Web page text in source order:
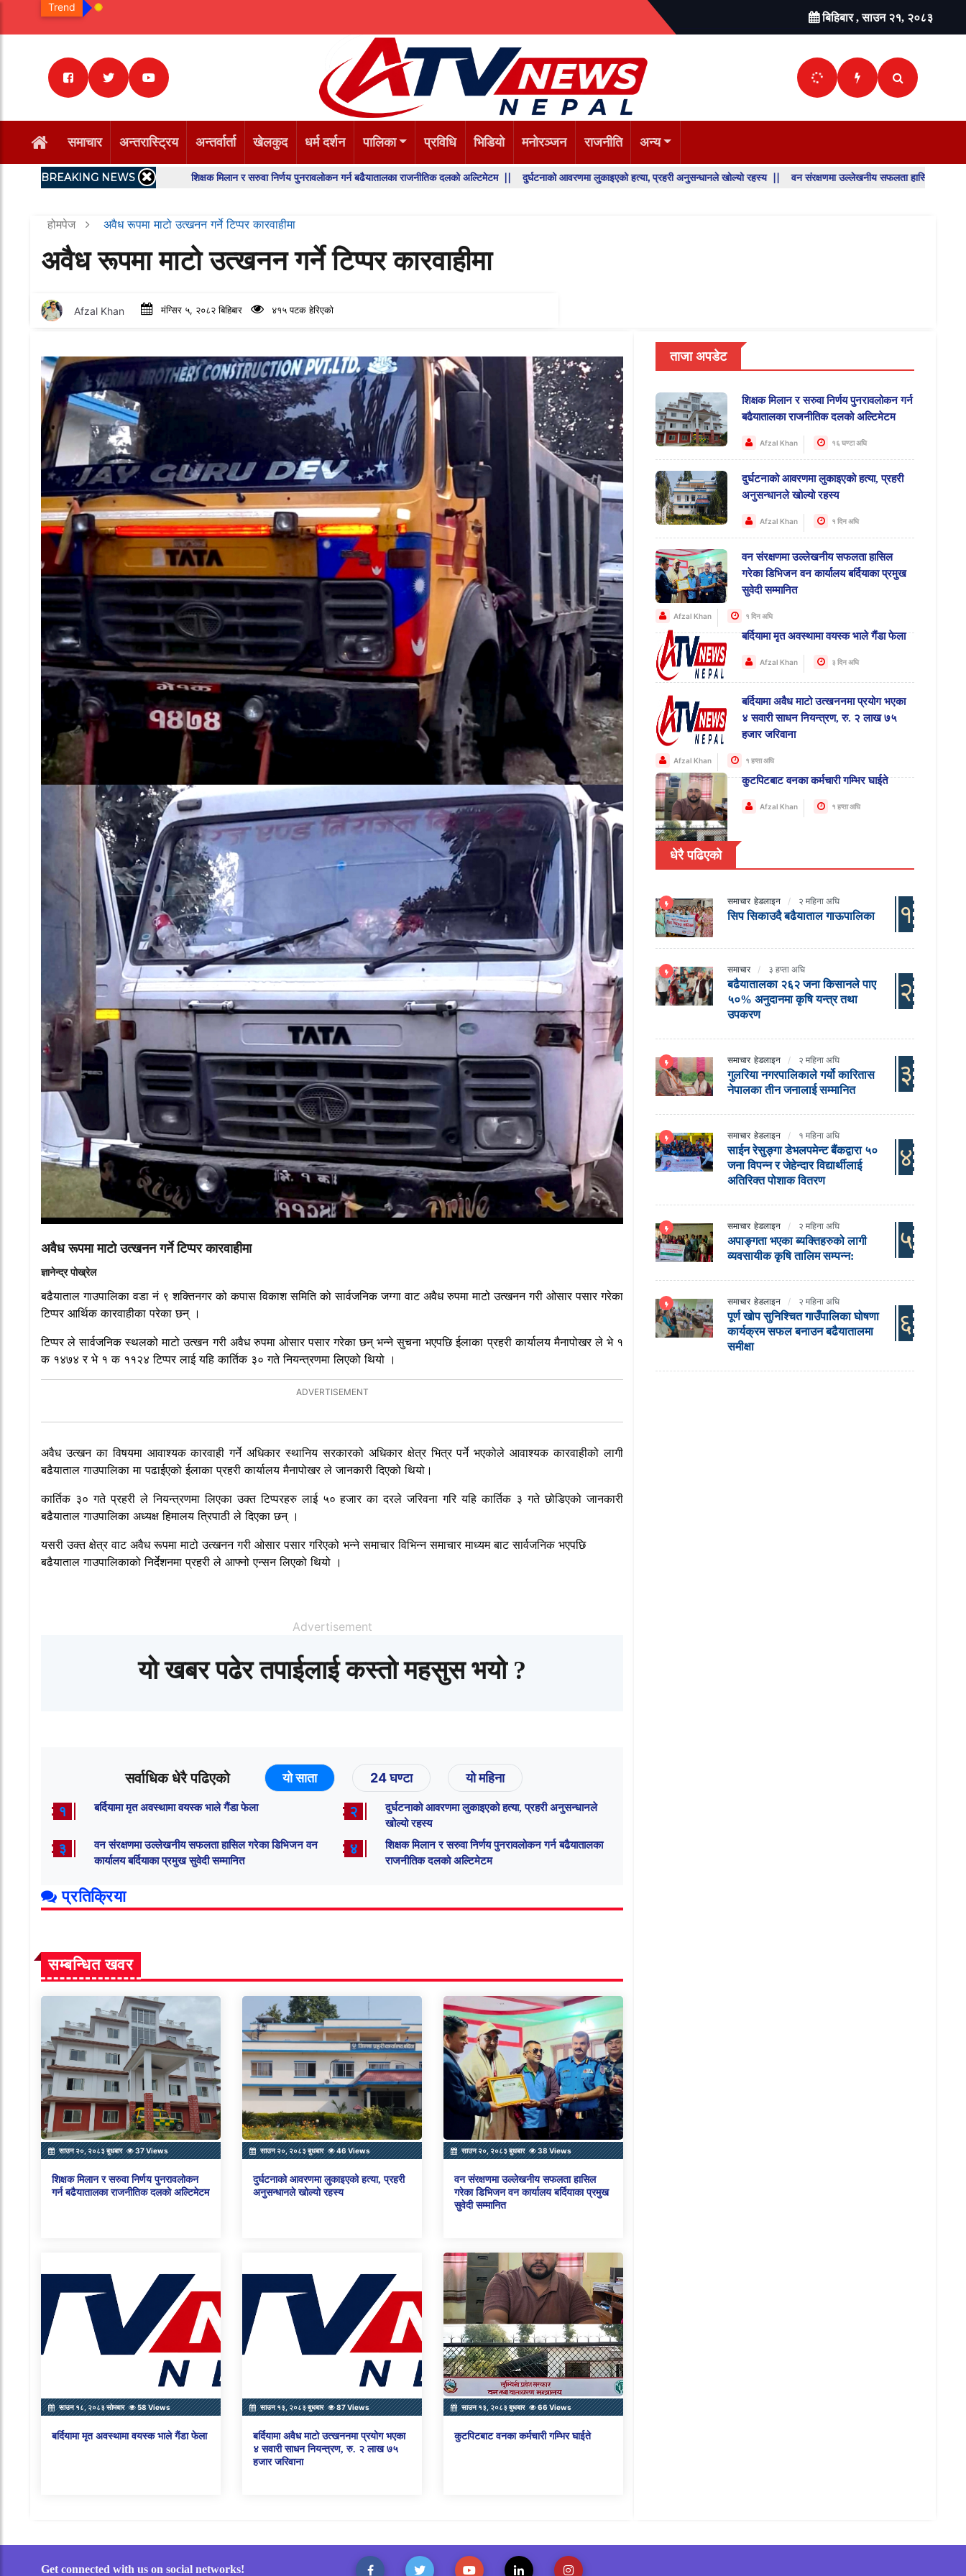
Trend
बिहिबार , साउन २१, २०८३
समाचार अन्तरास्ट्रिय अन्तर्वार्ता खेलकुद धर्म दर्शन पालिका प्रविधि भिडियो मनोरञ्जन राजनीति अन्य
शिक्षक मिलान र सरुवा निर्णय पुनरावलोकन गर्न बढैयातालका राजनीतिक दलको अल्टिमेटम ||दुर्घटनाको आवरणमा लुकाइएको हत्या, प्रहरी अनुसन्धानले खोल्यो रहस्य ||वन संरक्षणमा उल्लेखनीय सफलता हासिल गरेका डिभिजन वन
BREAKING NEWS
होमपेज अवैध रूपमा माटो उत्खनन गर्ने टिप्पर कारवाहीमा
अवैध रूपमा माटो उत्खनन गर्ने टिप्पर कारवाहीमा
Afzal Khan मंग्सिर ५, २०८२ बिहिबार ४१५ पटक हेरिएको
अवैध रूपमा माटो उत्खनन गर्ने टिप्पर कारवाहीमा
ज्ञानेन्द्र पोख्रेल
बढैयाताल गाउपालिका वडा नं ९ शक्तिनगर को कपास विकाश समिति को सार्वजनिक जग्गा वाट अवैध रुपमा माटो उत्खनन गरी ओसार पसार गरेका
टिप्पर आर्थिक कारवाहीका परेका छन् ।
टिप्पर ले सार्वजनिक स्थलको माटो उत्खन गरी अवैध रुपमा ओसार पसार गरेका छन् भन्ने सुचना भएपछि ईलाका प्रहरी कार्यालय मैनापोखर ले भे १
क १४७४ र भे १ क ११२४ टिप्पर लाई यहि कार्तिक ३० गते नियन्त्रणमा लिएको थियो ।
अवैध उत्खन का विषयमा आवाश्यक कारवाही गर्ने अधिकार स्थानिय सरकारको अधिकार क्षेत्र भित्र पर्ने भएकोले आवाश्यक कारवाहीको लागी
बढैयाताल गाउपालिका मा पढाईएको ईलाका प्रहरी कार्यालय मैनापोखर ले जानकारी दिएको थियो।
कार्तिक ३० गते प्रहरी ले नियन्त्रणमा लिएका उक्त टिप्परहरु लाई ५० हजार का दरले जरिवना गरि यहि कार्तिक ३ गते छोडिएको जानकारी
बढैयाताल गाउपालिका अध्यक्ष हिमालय त्रिपाठी ले दिएका छन् ।
यसरी उक्त क्षेत्र वाट अवैध रूपमा माटो उत्खनन गरी ओसार पसार गरिएको भन्ने समाचार विभिन्न समाचार माध्यम बाट सार्वजनिक भएपछि
बढैयाताल गाउपालिकाको निर्देशनमा प्रहरी ले आफ्नो एन्सन लिएको थियो ।
Advertisement
यो खबर पढेर तपाईलाई कस्तो महसुस भयो ?
सर्वाधिक धेरै पढिएको यो साता 24 घण्टा यो महिना
१ बर्दियामा मृत अवस्थामा वयस्क भाले गैंडा फेला २
दुर्घटनाको आवरणमा लुकाइएको हत्या, प्रहरी अनुसन्धानले
खोल्यो रहस्य
३
वन संरक्षणमा उल्लेखनीय सफलता हासिल गरेका डिभिजन वन
कार्यालय बर्दियाका प्रमुख सुवेदी सम्मानित
४
शिक्षक मिलान र सरुवा निर्णय पुनरावलोकन गर्न बढैयातालका
राजनीतिक दलको अल्टिमेटम
प्रतिक्रिया
सम्बन्धित खवर
साउन २०, २०८३ बुधबार 37 Views
शिक्षक मिलान र सरुवा निर्णय पुनरावलोकन
गर्न बढैयातालका राजनीतिक दलको अल्टिमेटम
साउन २०, २०८३ बुधबार 46 Views
दुर्घटनाको आवरणमा लुकाइएको हत्या, प्रहरी
अनुसन्धानले खोल्यो रहस्य
साउन २०, २०८३ बुधबार 38 Views
वन संरक्षणमा उल्लेखनीय सफलता हासिल
गरेका डिभिजन वन कार्यालय बर्दियाका प्रमुख
सुवेदी सम्मानित
साउन १८, २०८३ सोमबार 58 Views
बर्दियामा मृत अवस्थामा वयस्क भाले गैंडा फेला
साउन १३, २०८३ बुधबार 87 Views
बर्दियामा अवैध माटो उत्खननमा प्रयोग भएका
४ सवारी साधन नियन्त्रण, रु. २ लाख ७५
हजार जरिवाना
साउन १३, २०८३ बुधबार 66 Views
कुटपिटबाट वनका कर्मचारी गम्भिर घाईते
ताजा अपडेट
शिक्षक मिलान र सरुवा निर्णय पुनरावलोकन गर्न
बढैयातालका राजनीतिक दलको अल्टिमेटम
Afzal Khan १६ घण्टा अघि
दुर्घटनाको आवरणमा लुकाइएको हत्या, प्रहरी
अनुसन्धानले खोल्यो रहस्य
Afzal Khan १ दिन अघि
वन संरक्षणमा उल्लेखनीय सफलता हासिल
गरेका डिभिजन वन कार्यालय बर्दियाका प्रमुख
सुवेदी सम्मानित
Afzal Khan १ दिन अघि
बर्दियामा मृत अवस्थामा वयस्क भाले गैंडा फेला
Afzal Khan ३ दिन अघि
बर्दियामा अवैध माटो उत्खननमा प्रयोग भएका
४ सवारी साधन नियन्त्रण, रु. २ लाख ७५
हजार जरिवाना
Afzal Khan १ हप्ता अघि
कुटपिटबाट वनका कर्मचारी गम्भिर घाईते
Afzal Khan १ हप्ता अघि
धेरै पढिएको
समाचार हेडलाइन २ महिना अघि
सिप सिकाउदै बढैयाताल गाऊपालिका १
समाचार ३ हप्ता अघि
बढैयातालका २६२ जना किसानले पाए
५०% अनुदानमा कृषि यन्त्र तथा
उपकरण
२
समाचार हेडलाइन २ महिना अघि
गुलरिया नगरपालिकाले गर्यो कारितास
नेपालका तीन जनालाई सम्मानित
३
समाचार हेडलाइन १ महिना अघि
साईन रेसुङ्गा डेभलपमेन्ट बैंकद्वारा ५०
जना विपन्न र जेहेन्दार विद्यार्थीलाई
अतिरिक्त पोशाक वितरण
४
समाचार हेडलाइन २ महिना अघि
अपाङ्गता भएका ब्यक्तिहरुको लागी
व्यवसायीक कृषि तालिम सम्पन्न:
५
समाचार हेडलाइन २ महिना अघि
पूर्ण खोप सुनिश्चित गाउँपालिका घोषणा
कार्यक्रम सफल बनाउन बढैयातालमा
समीक्षा
६
Get connected with us on social networks!